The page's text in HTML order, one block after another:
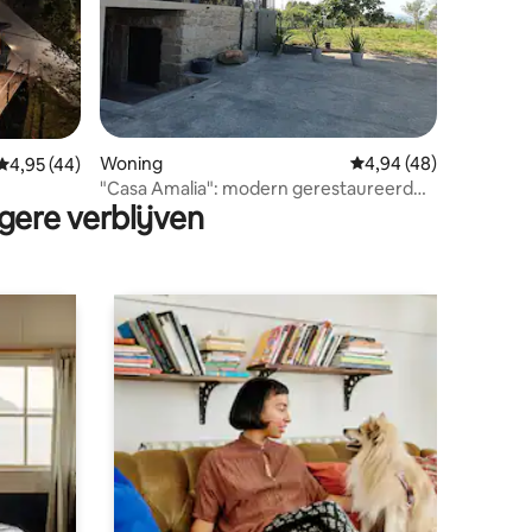
beoordeling van 4,95 op 5, 44 recensies
4,95 (44)
Woning Gemiddelde
4,94 (48)
"Casa Amalia": modern gerestaureerd
huis en landgoed
verblijven